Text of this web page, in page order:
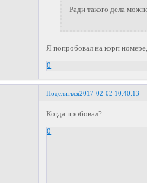
Ради такого дела
Я попробовал на корп
0
Поделиться2017-02-02 10:40:13
Когда пробовал?
0